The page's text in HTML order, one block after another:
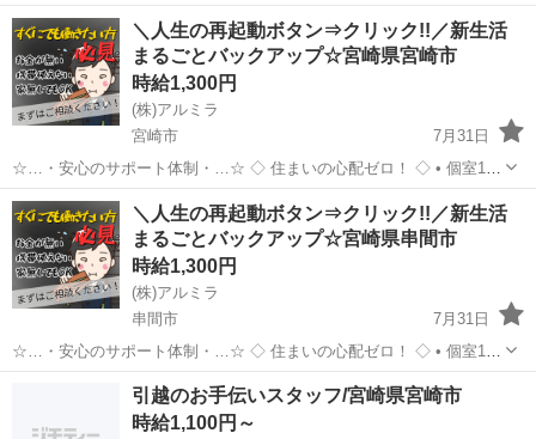
＼人生の再起動ボタン⇒クリック!!／新生活
まるごとバックアップ☆宮崎県宮崎市
時給1,300円
(株)アルミラ
宮崎市
7月31日
☆…・安心のサポート体制・…☆ ◇ 住まいの心配ゼロ！ ◇ • 個室1R
完全無料！ • 即日入寮OK！など ◇ 所持金ゼロでもスタートできる！
◇ • 食費・生活費のサポート • 移動費用...
宮崎 宮崎市 工場 完全無料
＼人生の再起動ボタン⇒クリック!!／新生活
まるごとバックアップ☆宮崎県串間市
時給1,300円
(株)アルミラ
串間市
7月31日
☆…・安心のサポート体制・…☆ ◇ 住まいの心配ゼロ！ ◇ • 個室1R
完全無料！ • 即日入寮OK！など ◇ 所持金ゼロでもスタートできる！
◇ • 食費・生活費のサポート • 移動費用...
串間市 工場 完全無料
引越のお手伝いスタッフ/宮崎県宮崎市
時給1,100円～